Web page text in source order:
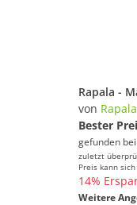
von Rapala
Bester
gefunden bei
zuletzt
Preis kann
14%
Weitere